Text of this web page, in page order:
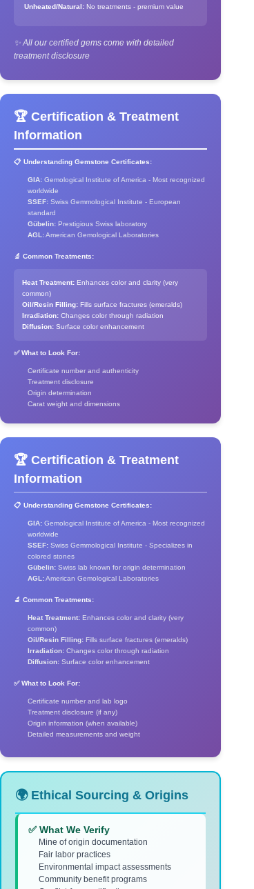
Unheated/Natural: No treatments - premium value
✨ All our certified gems come with detailed
treatment disclosure
🏆 Certification & Treatment
Information
📋 Understanding Gemstone Certificates:
GIA: Gemological Institute of America - Most recognized
worldwide
SSEF: Swiss Gemmological Institute - European
standard
Gübelin: Prestigious Swiss laboratory
AGL:American Gemological Laboratories
🔬 Common Treatments:
Heat Treatment: Enhances color and clarity (very
common)
Oil/Resin Filling: Fills surface fractures (emeralds)
Irradiation: Changes color through radiation
Diffusion: Surface color enhancement
✅ What to Look For:
Certificate number and authenticity
Treatment disclosure
Origin determination
Carat weight and dimensions
🏆 Certification & Treatment
Information
📋 Understanding Gemstone Certificates:
GIA: Gemological Institute of America - Most recognized
worldwide
SSEF: Swiss Gemmological Institute - Specializes in
colored stones
Gübelin: Swiss lab known for origin determination
AGL:American Gemological Laboratories
🔬 Common Treatments:
Heat Treatment: Enhances color and clarity (very
common)
Oil/Resin Filling: Fills surface fractures (emeralds)
Irradiation: Changes color through radiation
Diffusion: Surface color enhancement
✅ What to Look For:
Certificate number and lab logo
Treatment disclosure (if any)
Origin information (when available)
Detailed measurements and weight
🌍 Ethical Sourcing & Origins
✅ What We Verify
Mine of origin documentation
Fair labor practices
Environmental impact assessments
Community benefit programs